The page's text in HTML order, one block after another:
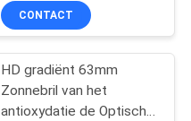
CONTACT
HD gradiënt 63mm
Zonnebril van het
antioxydatie de Optische